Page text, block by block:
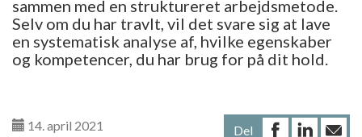
sammen med en struktureret arbejdsmetode.
Selv om du har travlt, vil det svare sig at lave
en systematisk analyse af, hvilke egenskaber
og kompetencer, du har brug for på dit hold.
Del
14. april 2021